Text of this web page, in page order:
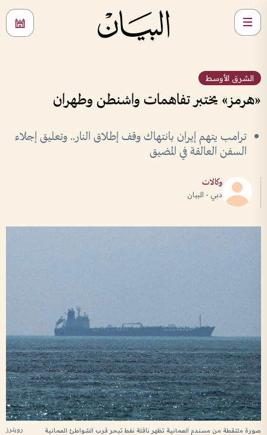
الشرق الأوسط
«هرمز» يختبر تفاهمات واشنطن وطهران
ترامب يتهم إيران بانتهاك وقف إطلاق النار.. وتعليق إجلاء
السفن العالقة في المضيق
وكالات
دبي - البيان
رويترز صورة ملتقطة من مسندم العمانية تظهر ناقلة نفط تبحر قرب الشواطئ العمانية